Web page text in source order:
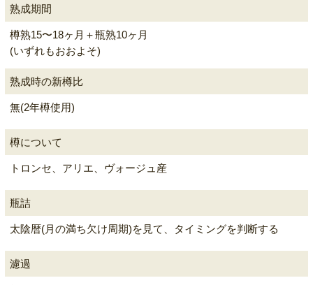
熟成期間
樽熟15〜18ヶ月＋瓶熟10ヶ月
(いずれもおおよそ)
熟成時の新樽比
無(2年樽使用)
樽について
トロンセ、アリエ、ヴォージュ産
瓶詰
太陰暦(月の満ち欠け周期)を見て、タイミングを判断する
濾過